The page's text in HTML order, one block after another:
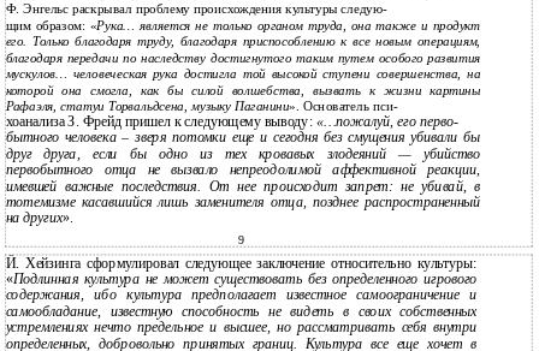
Ф. Энгельс раскрывал проблему происхождения культуры следую-
щим образом: «Рука… является не только органом труда, она также и продукт
его. Только благодаря труду, благодаря приспособлению к все новым операциям,
благодаря передачи по наследству достигнутого таким путем особого развития
мускулов… человеческая рука достигла той высокой ступени совершенства, на
которой она смогла, как бы силой волшебства, вызвать к жизни картины
Рафаэля, статуи Торвальдсена, музыку Паганини». Основатель пси-
хоанализа З. Фрейд пришел к следующему выводу: «…пожалуй, его перво-
бытного человека – зверя потомки еще и сегодня без смущения убивали бы
друг друга, если бы одно из тех кровавых злодеяний — убийство
первобытного отца не вызвало непреодолимой аффективной реакции,
имевшей важные последствия. От нее происходит запрет: не убивай, в
тотемизме касавшийся лишь заменителя отца, позднее распространенный
на других».
9
Й. Хейзинга сформулировал следующее заключение относительно культуры:
«Подлинная культура не может существовать без определенного игрового
содержания, ибо культура предполагает известное самоограничение и
самообладание, известную способность не видеть в своих собственных
устремлениях нечто предельное и высшее, но рассматривать себя внутри
определенных, добровольно принятых границ. Культура все еще хочет в